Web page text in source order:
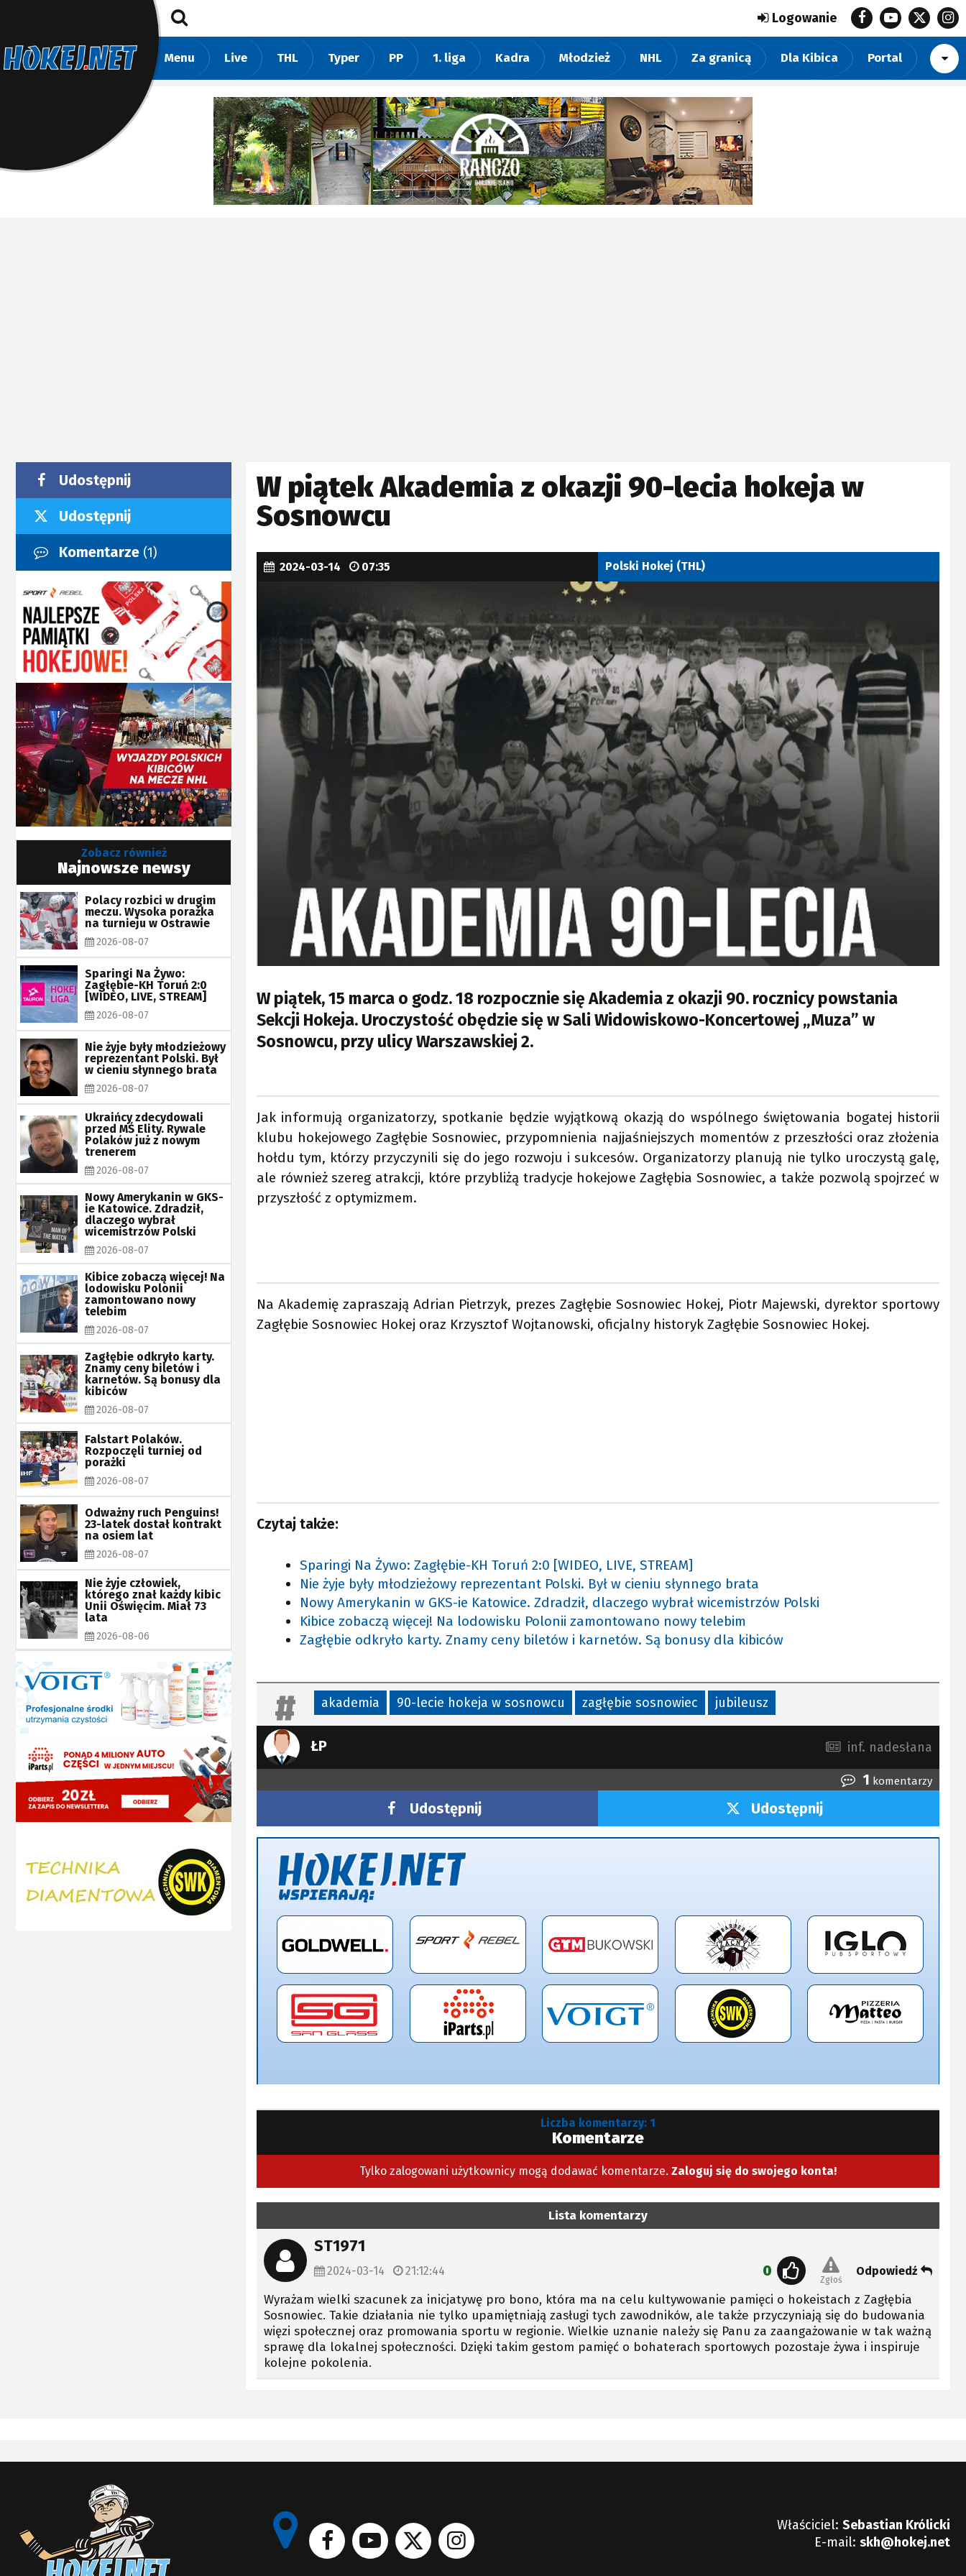
Menu Live THL Typer PP 1. liga Kadra Młodzież NHL Za granicą Dla Kibica Portal
Logowanie
W piątek Akademia z okazji 90-lecia hokeja w
Sosnowcu
2024-03-14 07:35 Polski Hokej (THL)
W piątek, 15 marca o godz. 18 rozpocznie się Akademia z okazji 90. rocznicy powstania
Sekcji Hokeja. Uroczystość obędzie się w Sali Widowiskowo-Koncertowej „Muza” w
Sosnowcu, przy ulicy Warszawskiej 2.
Jak informują organizatorzy, spotkanie będzie wyjątkową okazją do wspólnego świętowania bogatej historii
klubu hokejowego Zagłębie Sosnowiec, przypomnienia najjaśniejszych momentów z przeszłości oraz złożenia
hołdu tym, którzy przyczynili się do jego rozwoju i sukcesów. Organizatorzy planują nie tylko uroczystą galę,
ale również szereg atrakcji, które przybliżą tradycje hokejowe Zagłębia Sosnowiec, a także pozwolą spojrzeć w
przyszłość z optymizmem.
Na Akademię zapraszają Adrian Pietrzyk, prezes Zagłębie Sosnowiec Hokej, Piotr Majewski, dyrektor sportowy
Zagłębie Sosnowiec Hokej oraz Krzysztof Wojtanowski, oficjalny historyk Zagłębie Sosnowiec Hokej.
Czytaj także:
Sparingi Na Żywo: Zagłębie-KH Toruń 2:0 [WIDEO, LIVE, STREAM]
Nie żyje były młodzieżowy reprezentant Polski. Był w cieniu słynnego brata
Nowy Amerykanin w GKS-ie Katowice. Zdradził, dlaczego wybrał wicemistrzów Polski
Kibice zobaczą więcej! Na lodowisku Polonii zamontowano nowy telebim
Zagłębie odkryło karty. Znamy ceny biletów i karnetów. Są bonusy dla kibiców
akademia 90-lecie hokeja w sosnowcu zagłębie sosnowiec jubileusz
ŁP inf. nadesłana
1 komentarzy
Udostępnij Udostępnij
Liczba komentarzy: 1
Komentarze
Tylko zalogowani użytkownicy mogą dodawać komentarze. Zaloguj się do swojego konta!
Lista komentarzy
ST1971
2024-03-14 21:12:44 0
Zgłoś
Odpowiedź
Wyrażam wielki szacunek za inicjatywę pro bono, która ma na celu kultywowanie pamięci o hokeistach z Zagłębia
Sosnowiec. Takie działania nie tylko upamiętniają zasługi tych zawodników, ale także przyczyniają się do budowania
więzi społecznej oraz promowania sportu w regionie. Wielkie uznanie należy się Panu za zaangażowanie w tak ważną
sprawę dla lokalnej społeczności. Dzięki takim gestom pamięć o bohaterach sportowych pozostaje żywa i inspiruje
kolejne pokolenia.
Udostępnij
Udostępnij
Komentarze (1)
Zobacz również
Najnowsze newsy
Polacy rozbici w drugim
meczu. Wysoka porażka
na turnieju w Ostrawie
2026-08-07
Sparingi Na Żywo:
Zagłębie-KH Toruń 2:0
[WIDEO, LIVE, STREAM]
2026-08-07
Nie żyje były młodzieżowy
reprezentant Polski. Był
w cieniu słynnego brata
2026-08-07
Ukraińcy zdecydowali
przed MŚ Elity. Rywale
Polaków już z nowym
trenerem
2026-08-07
Nowy Amerykanin w GKS-
ie Katowice. Zdradził,
dlaczego wybrał
wicemistrzów Polski
2026-08-07
Kibice zobaczą więcej! Na
lodowisku Polonii
zamontowano nowy
telebim
2026-08-07
Zagłębie odkryło karty.
Znamy ceny biletów i
karnetów. Są bonusy dla
kibiców
2026-08-07
Falstart Polaków.
Rozpoczęli turniej od
porażki
2026-08-07
Odważny ruch Penguins!
23-latek dostał kontrakt
na osiem lat
2026-08-07
Nie żyje człowiek,
którego znał każdy kibic
Unii Oświęcim. Miał 73
lata
2026-08-06
Właściciel: Sebastian Królicki
E-mail: skh@hokej.net